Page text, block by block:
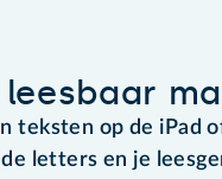
teksten op de iPad
letters en je